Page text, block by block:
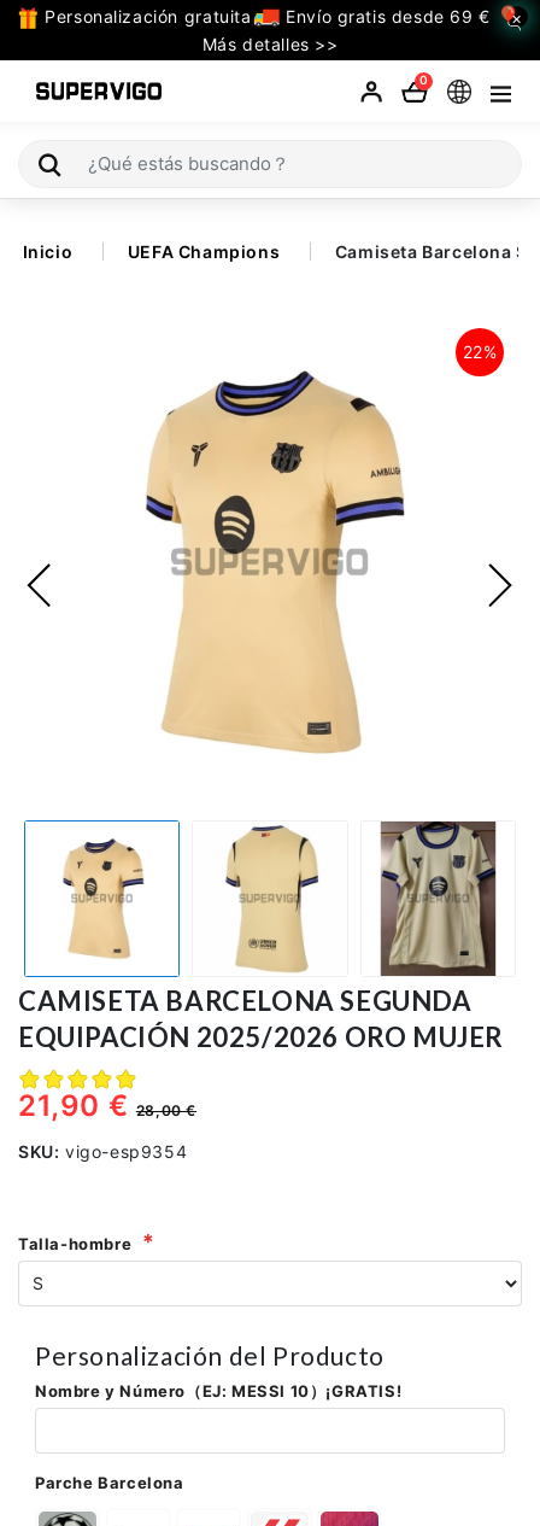
Personalización gratuita
Envío gratis desde 69 €
Más detalles >>
×
0
TODAS
LAS
CATEGORIAS
Premier League
Otras Ligas
Entrenamiento
Inicio UEFA Champions Camiseta Barcelona
22%
CAMISETA BARCELONA SEGUNDA
EQUIPACIÓN 2025/2026 ORO MUJER
21,90 €28,00 €
SKU: vigo-esp9354
Talla-hombre
Personalización del Producto
Nombre y Número（EJ: MESSI 10）¡GRATIS!
Parche Barcelona